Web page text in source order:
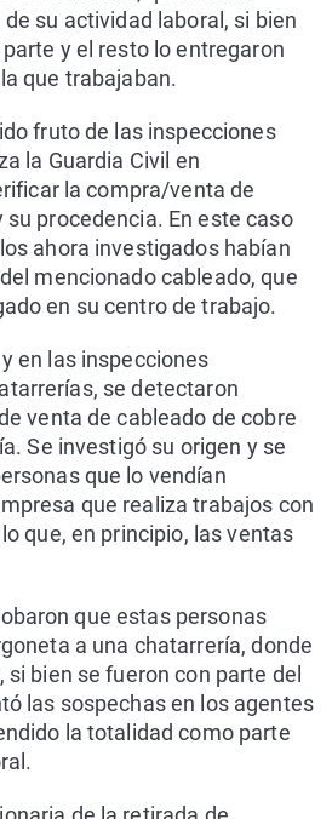
su actividad laboral, si bien
y el resto lo entregaron
que trabajaban.
fruto de las inspecciones
la Guardia Civil en
la compra/venta de
procedencia. En este caso
ahora investigados habían
mencionado cableado, que
en su centro de trabajo.
en las inspecciones
se detectaron
venta de cableado de cobre
Se investigó su origen y se
que lo vendían
que realiza trabajos con
que, en principio, las ventas
que estas personas
a una chatarrería, donde
bien se fueron con parte del
las sospechas en los agentes
la totalidad como parte